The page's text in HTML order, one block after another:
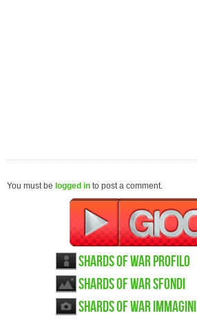
You must be logged in to post a comment.
Shards of War Profilo
Shards of War sfondi
Shards of War immagini